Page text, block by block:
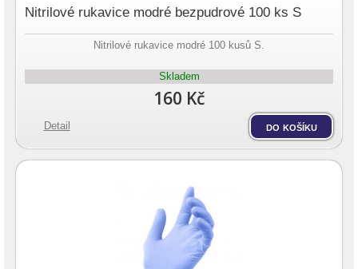
Nitrilové rukavice modré bezpudrové 100 ks S
Nitrilové rukavice modré 100 kusů S.
Skladem
160 Kč
Detail do košíku